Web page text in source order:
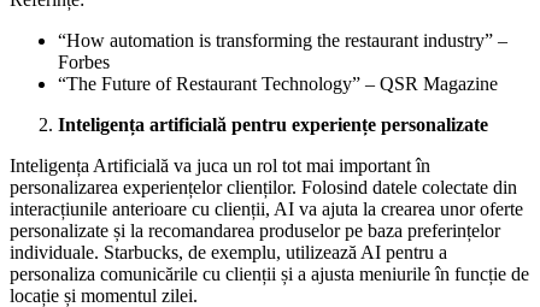
“How automation is transforming the restaurant industry” –
Forbes
“The Future of Restaurant Technology” – QSR Magazine
Inteligența artificială pentru experiențe personalizate
Inteligența Artificială va juca un rol tot mai important în
personalizarea experiențelor clienților. Folosind datele colectate din
interacțiunile anterioare cu clienții, AI va ajuta la crearea unor oferte
personalizate și la recomandarea produselor pe baza preferințelor
individuale. Starbucks, de exemplu, utilizează AI pentru a
personaliza comunicările cu clienții și a ajusta meniurile în funcție de
locație și momentul zilei.